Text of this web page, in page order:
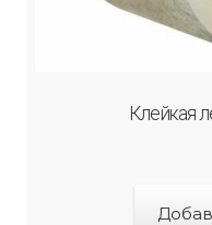
Клейкая